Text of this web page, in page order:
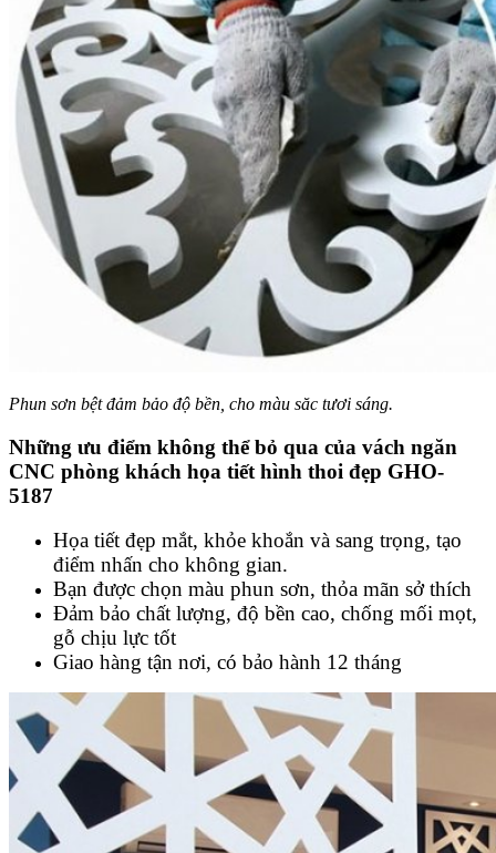
Phun sơn bệt đảm bảo độ bền, cho màu săc tươi sáng.
Những ưu điểm không thể bỏ qua của vách ngăn
CNC phòng khách họa tiết hình thoi đẹp GHO-
5187
Họa tiết đẹp mắt, khỏe khoắn và sang trọng, tạo
điểm nhấn cho không gian.
Bạn được chọn màu phun sơn, thỏa mãn sở thích
Đảm bảo chất lượng, độ bền cao, chống mối mọt,
gỗ chịu lực tốt
Giao hàng tận nơi, có bảo hành 12 tháng